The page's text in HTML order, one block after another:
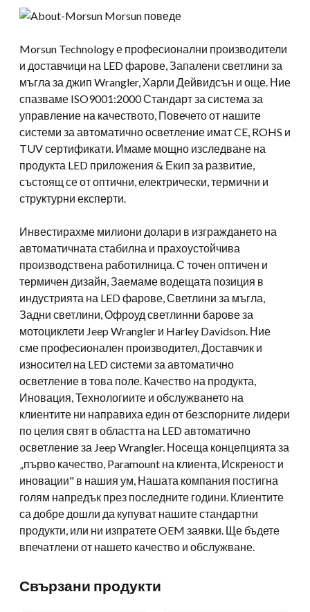
Morsun Technology е професионални производители
и доставчици на LED фарове, Запалени светлини за
мъгла за джип Wrangler, Харли Дейвидсън и още. Ние
спазваме ISO9001:2000 Стандарт за система за
управление на качеството, Повечето от нашите
системи за автоматично осветление имат CE, ROHS и
TUV сертификати. Имаме мощно изследване на
продукта LED приложения & Екип за развитие,
състоящ се от оптични, електрически, термични и
структурни експерти.
Инвестирахме милиони долари в изграждането на
автоматичната стабилна и прахоустойчива
производствена работилница. С точен оптичен и
термичен дизайн, Заемаме водещата позиция в
индустрията на LED фарове, Светлини за мъгла,
Задни светлини, Офроуд светлинни барове за
мотоциклети Jeep Wrangler и Harley Davidson. Ние
сме професионален производител, Доставчик и
износител на LED системи за автоматично
осветление в това поле. Качество на продукта,
Иновация, Технологиите и обслужването на
клиентите ни направиха един от безспорните лидери
по целия свят в областта на LED автоматично
осветление за Jeep Wrangler. Носеща концепцията за
„първо качество, Paramount на клиента, Искреност и
иновации" в нашия ум, Нашата компания постигна
голям напредък през последните години. Клиентите
са добре дошли да купуват нашите стандартни
продукти, или ни изпратете OEM заявки. Ще бъдете
впечатлени от нашето качество и обслужване.
Свързани продукти